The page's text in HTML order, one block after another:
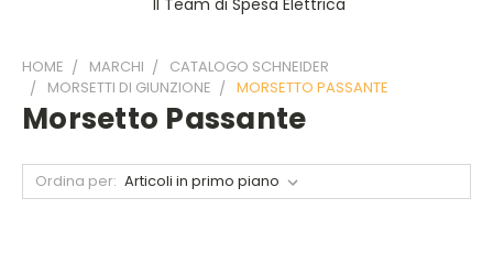
Il Team di Spesa Elettrica
HOME MARCHI
CATALOGO SCHNEIDER
MORSETTI DI GIUNZIONE
MORSETTO PASSANTE
Morsetto Passante
Ordina per: